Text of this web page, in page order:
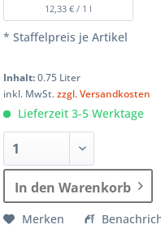
12,33 € / 1 l
* Staffelpreis je Artikel
Inhalt:0.75 Liter
inkl. MwSt.zzgl. Versandkosten
Lieferzeit 3-5 Werktage
In den Warenkorb
Merken